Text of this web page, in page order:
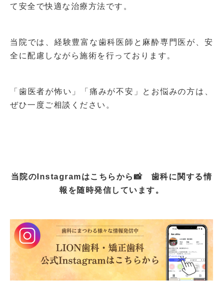
て 安全で快適な治療方法です。
当院では、経験豊富な歯科医師と麻酔専門医が、安
全に配慮しながら施術を行っております。
「歯医者が怖い」「痛みが不安」とお悩みの方は、
ぜひ一度ご相談ください。
当院のInstagramはこちらから📸 歯科に関する情
報を随時発信しています。